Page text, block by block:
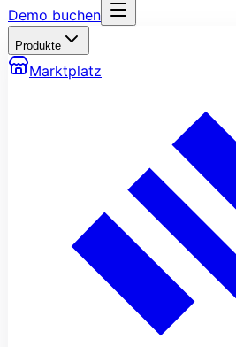
Demo buchen
Produkte
Marktplatz